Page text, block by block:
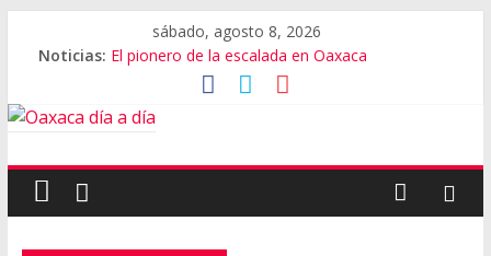
sábado, agosto 8, 2026
Noticias: El pionero de la escalada en Oaxaca
Oaxaca capital, 3er destino más feliz del mundo
Aniversario del Museo Frissell de Mitla